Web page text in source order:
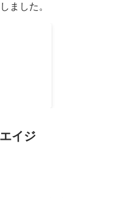
ました。
イジ